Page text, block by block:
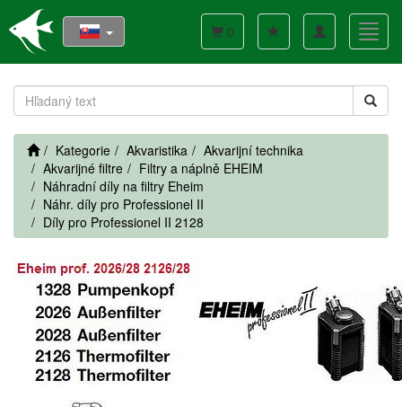
Toggle
navigation
0
Kategorie Akvaristika
Akvarijní technika
Akvarijné filtre
Filtry a náplně EHEIM
Náhradní díly na filtry Eheim
Náhr. díly pro Professionel II
Díly pro Professionel II 2128